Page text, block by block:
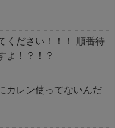
ください！！！ 順番待
よ！？！？
カレン使ってないんだ